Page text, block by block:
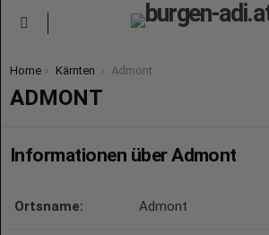
You are here:
Home Kärnten Admont
ADMONT
Informationen über Admont
Ortsname: Admont